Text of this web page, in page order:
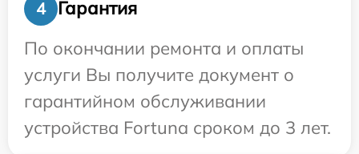
4
Гарантия
По окончании ремонта и оплаты
услуги Вы получите документ о
гарантийном обслуживании
устройства Fortuna сроком до 3 лет.